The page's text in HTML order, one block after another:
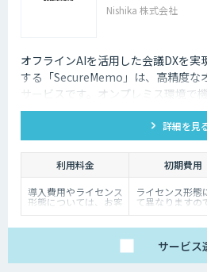
Nishika 株式会社
オフラインAIを活用した会議DXを
する「SecureMemo」は、高精度な
サービスです。オンプレミス環境で
議事録作成を安全に支援します。
詳細を見
利用料金 初期費用
導入費用やライセンス
形態については、お客
様の利用規模やニーズ
ご面談の際にご相談く
ださい。お見積りや最
適なプランのご提案を
ライセンス形態
て異なりますの
細は弊社担当者
サービス